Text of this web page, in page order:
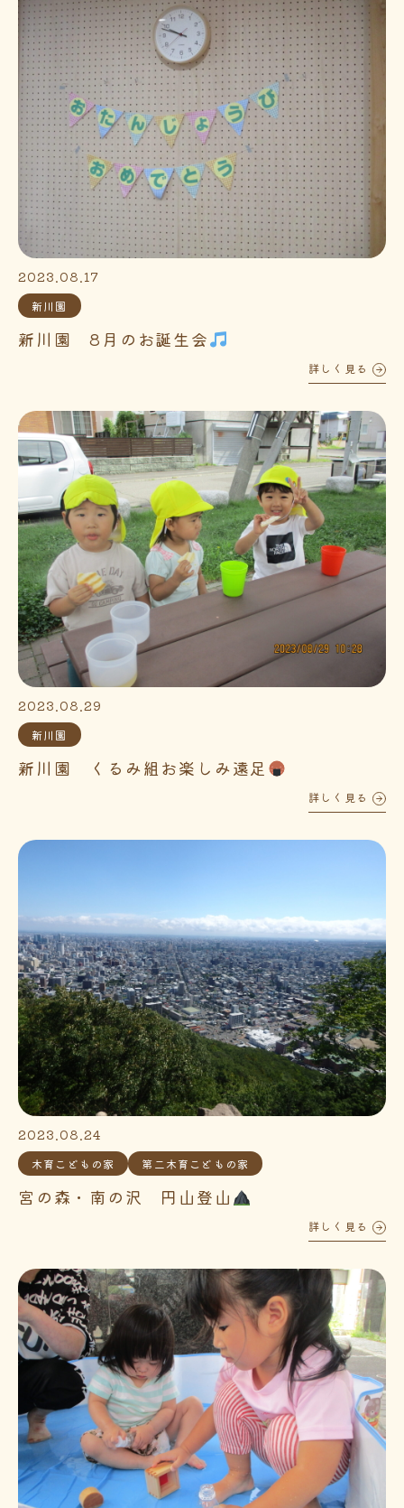
2023.08.17
新川園
新川園 8月のお誕生会
詳しく見る
2023.08.29
新川園
新川園 くるみ組お楽しみ遠足
詳しく見る
2023.08.24
木育こどもの家 第二木育こどもの家
宮の森・南の沢 円山登山
詳しく見る